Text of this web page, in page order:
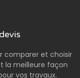
comparer et choisir
la meilleure façon
vos travaux.